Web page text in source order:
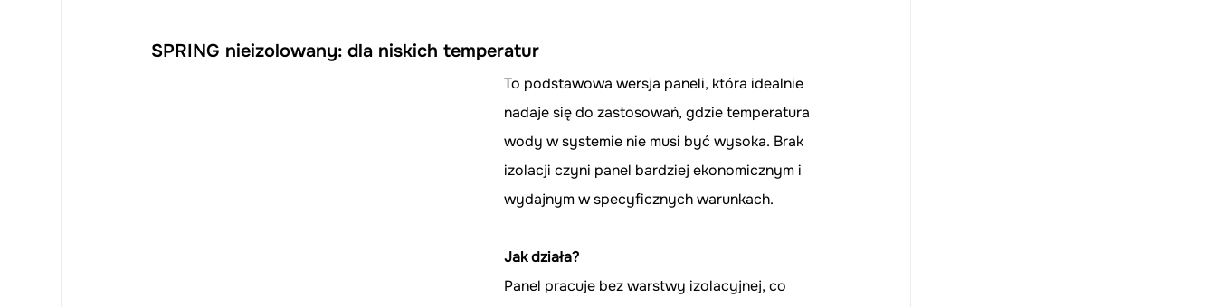
SPRING nieizolowany: dla niskich temperatur
To podstawowa wersja paneli, która idealnie
nadaje się do zastosowań, gdzie temperatura
wody w systemie nie musi być wysoka. Brak
izolacji czyni panel bardziej ekonomicznym i
wydajnym w specyficznych warunkach.
Jak działa?
Panel pracuje bez warstwy izolacyjnej, co